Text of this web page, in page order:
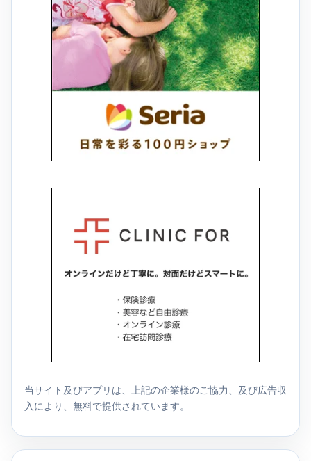
当サイト及びアプリは、上記の企業様のご協力、及び広告収
入により、無料で提供されています。